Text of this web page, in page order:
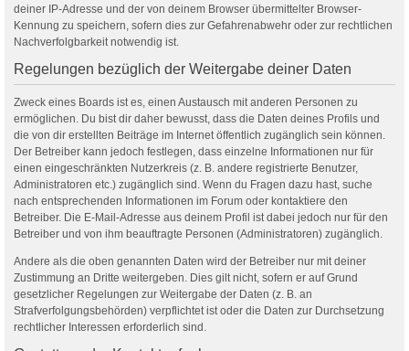
deiner IP-Adresse und der von deinem Browser übermittelter Browser-
Kennung zu speichern, sofern dies zur Gefahrenabwehr oder zur rechtlichen
Nachverfolgbarkeit notwendig ist.
Regelungen bezüglich der Weitergabe deiner Daten
Zweck eines Boards ist es, einen Austausch mit anderen Personen zu
ermöglichen. Du bist dir daher bewusst, dass die Daten deines Profils und
die von dir erstellten Beiträge im Internet öffentlich zugänglich sein können.
Der Betreiber kann jedoch festlegen, dass einzelne Informationen nur für
einen eingeschränkten Nutzerkreis (z. B. andere registrierte Benutzer,
Administratoren etc.) zugänglich sind. Wenn du Fragen dazu hast, suche
nach entsprechenden Informationen im Forum oder kontaktiere den
Betreiber. Die E-Mail-Adresse aus deinem Profil ist dabei jedoch nur für den
Betreiber und von ihm beauftragte Personen (Administratoren) zugänglich.
Andere als die oben genannten Daten wird der Betreiber nur mit deiner
Zustimmung an Dritte weitergeben. Dies gilt nicht, sofern er auf Grund
gesetzlicher Regelungen zur Weitergabe der Daten (z. B. an
Strafverfolgungsbehörden) verpflichtet ist oder die Daten zur Durchsetzung
rechtlicher Interessen erforderlich sind.